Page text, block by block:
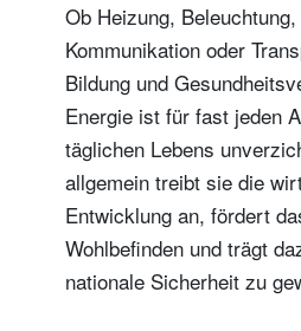
Ob Heizung,
Kommunikation oder
Bildung und
Energie ist für fast jeden
täglichen Lebens
allgemein treibt sie die
Entwicklung an, fördert
Wohlbefinden und trägt
nationale Sicherheit zu